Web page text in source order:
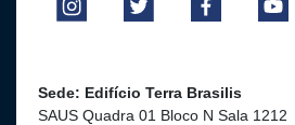
Sede: Edifício Terra Brasilis
SAUS Quadra 01 Bloco N Sala 1212